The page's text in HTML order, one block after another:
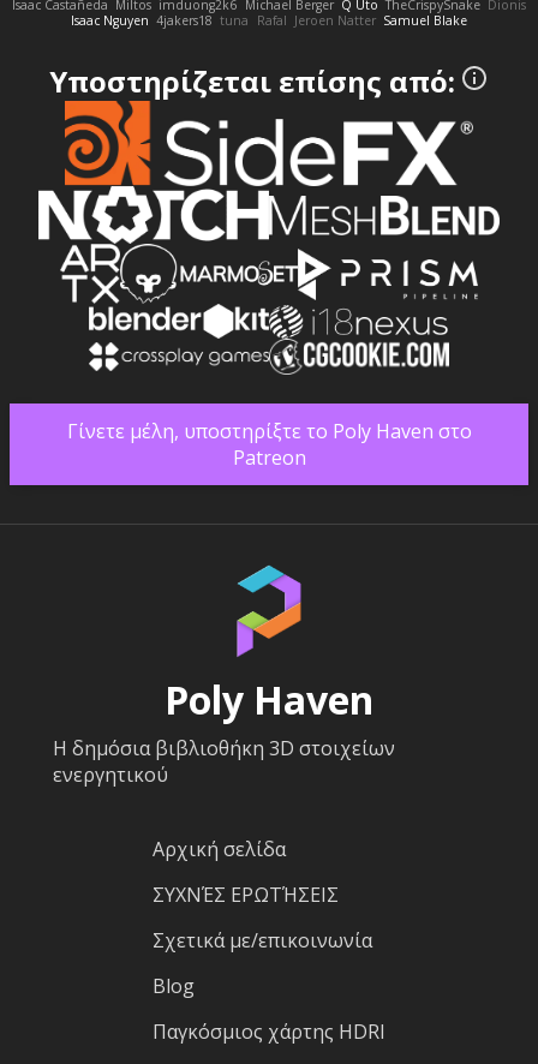
Isaac Castañeda Miltos imduong2k6 Michael Berger Q Uto TheCrispySnake Dionis
Isaac Nguyen 4jakers18 tuna Rafal Jeroen Natter Samuel Blake
Υποστηρίζεται επίσης από:
Γίνετε μέλη, υποστηρίξτε το Poly Haven στο
Patreon
Poly Haven
Η δημόσια βιβλιοθήκη 3D στοιχείων
ενεργητικού
Αρχική σελίδα
ΣΥΧΝΈΣ ΕΡΩΤΉΣΕΙΣ
Σχετικά με/επικοινωνία
Blog
Παγκόσμιος χάρτης HDRI